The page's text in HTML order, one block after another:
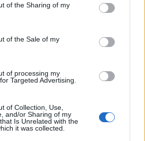
of the Sharing of my
of the Sale of my
of processing my
Targeted Advertising.
of Collection, Use,
and/or Sharing of my
Is Unrelated with the
it was collected.
nasce la nuova LBA: